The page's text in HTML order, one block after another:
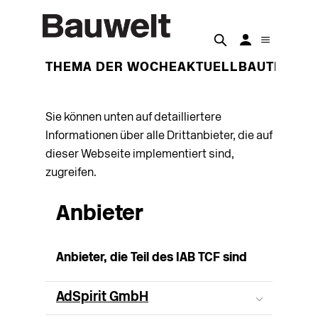
THEMA DER WOCHEAKTUELL BAUTEN
Sie können unten auf detailliertere
Informationen über alle Drittanbieter, die auf
dieser Webseite implementiert sind,
zugreifen.
Anbieter
Anbieter, die Teil des IAB TCF sind
AdSpirit GmbH